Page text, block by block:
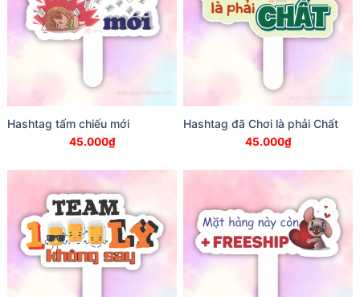
Hashtag tấm chiếu mới
45.000₫
Hashtag đã Chơi là phải Chất
45.000₫